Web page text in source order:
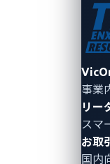
事業
リー
スマ
お取
国内
図2：従来の
テップ1から5
従来型